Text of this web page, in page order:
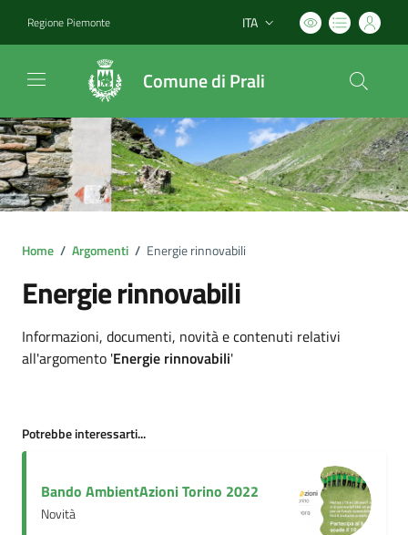
Regione Piemonte Lingua attiva:
ITA
Comune di Prali
Home / Argomenti / Energie rinnovabili
Energie rinnovabili
Dettagli argomento
Informazioni, documenti, novità e contenuti relativi
all'argomento 'Energie rinnovabili'
Potrebbe interessarti...
Bando AmbientAzioni Torino 2022
Novità